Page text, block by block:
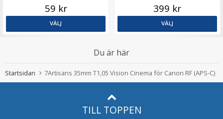
59 kr
VÄLJ
399 kr
VÄLJ
Du är här
Startsidan 7Artisans 35mm T1,05 Vision Cinema för Canon RF (APS-C)
TILL TOPPEN